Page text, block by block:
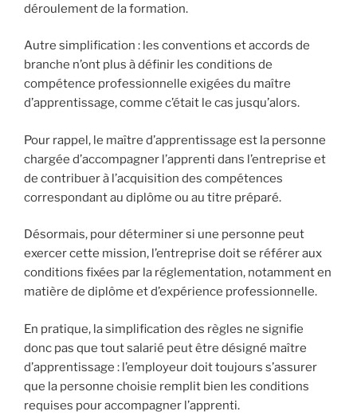
déroulement de la formation.
Autre simplification : les conventions et accords de
branche n’ont plus à définir les conditions de
compétence professionnelle exigées du maître
d’apprentissage, comme c’était le cas jusqu’alors.
Pour rappel, le maître d’apprentissage est la personne
chargée d’accompagner l’apprenti dans l’entreprise et
de contribuer à l’acquisition des compétences
correspondant au diplôme ou au titre préparé.
Désormais, pour déterminer si une personne peut
exercer cette mission, l’entreprise doit se référer aux
conditions fixées par la réglementation, notamment en
matière de diplôme et d’expérience professionnelle.
En pratique, la simplification des règles ne signifie
donc pas que tout salarié peut être désigné maître
d’apprentissage : l’employeur doit toujours s’assurer
que la personne choisie remplit bien les conditions
requises pour accompagner l’apprenti.